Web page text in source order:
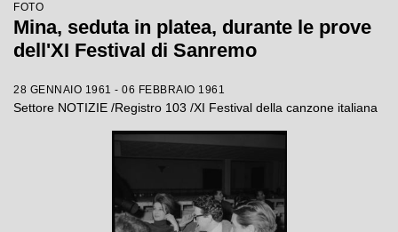
FOTO
Mina, seduta in platea, durante le prove
dell'XI Festival di Sanremo
28 GENNAIO 1961 - 06 FEBBRAIO 1961
Settore NOTIZIE /Registro 103 /XI Festival della canzone italiana